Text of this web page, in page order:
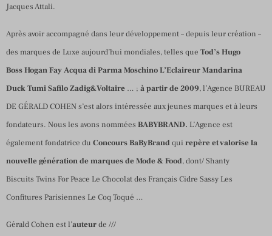
Jacques Attali.
Après avoir accompagné dans leur développement – depuis leur création –
des marques de Luxe aujourd’hui mondiales, telles que Tod’sHugo
BossHoganFayAcqua di ParmaMoschinoL’EclaireurMandarina
DuckTumiSafiloZadig&Voltaire … ; à partir de 2009, l’Agence BUREAU
DE GÉRALD COHEN s’est alors intéressée aux jeunes marques et à leurs
fondateurs. Nous les avons nommées BABYBRAND. L’Agence est
également fondatrice du Concours BaByBrandqui repère et valorise la
nouvelle génération de marques de Mode & Food, dont/ Shanty
Biscuits Twins For Peace Le Chocolat des Français Cidre Sassy Les
Confitures Parisiennes Le Coq Toqué …
Gérald Cohen est l’auteurde ///